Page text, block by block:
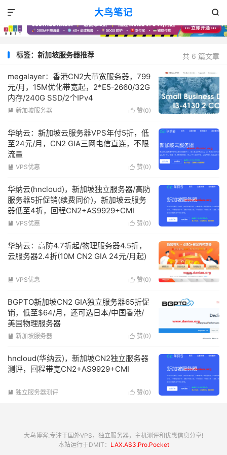
大鸟笔记 

共 6 篇文章
标签：新加坡服务器推荐
megalayer：香港CN2大带宽服务器，799
元/月，15M优化带宽起，2*E5-2660/32G
内存/240G SSD/2个IPv4
 赞(0)
 新加坡服务器
华纳云：新加坡云服务器VPS年付5折，低
至24元/月，CN2 GIA三网电信直连，不限
流量
 赞(0)
 VPS优惠
华纳云(hncloud)，新加坡独立服务器/高防
服务器5折促销(续费同价)，新加坡云服务
器低至4折，回程CN2+AS9929+CMI
 赞(0)
 VPS优惠
华纳云：高防4.7折起/物理服务器4.5折，
云服务器2.4折(10M CN2 GIA 24元/月起)
 赞(0)
 VPS优惠
BGPTO新加坡CN2 GIA独立服务器65折促
销，低至$64/月，还可选日本/中国香港/
美国物理服务器
 赞(0)
 新加坡服务器
hncloud(华纳云)，新加坡CN2独立服务器
测评，回程带宽CN2+AS9929+CMI
 赞(0)
 独立服务器测评
大鸟博客:专注于国外VPS，独立服务器，主机测评和优惠信息分享!
本站运行于DMIT： LAX.AS3.Pro.Pocket